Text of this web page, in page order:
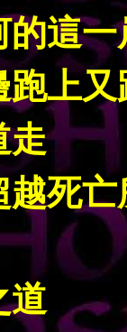
這一
上又
死亡